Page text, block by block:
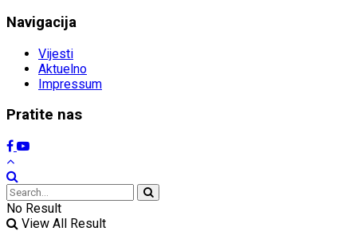
Navigacija
Vijesti
Aktuelno
Impressum
Pratite nas
No Result
View All Result